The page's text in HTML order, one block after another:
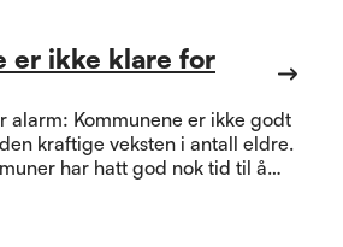
er ikke klare for
alarm: Kommunene er ikke godt
kraftige veksten i antall eldre.
har hatt god nok tid til å